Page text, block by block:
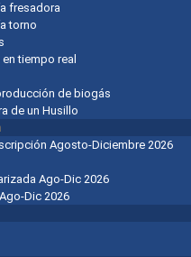
fresadora
torno
tiempo real
de biogás
de un Husillo
Agosto-Diciembre 2026
Ago-Dic 2026
Dic 2026